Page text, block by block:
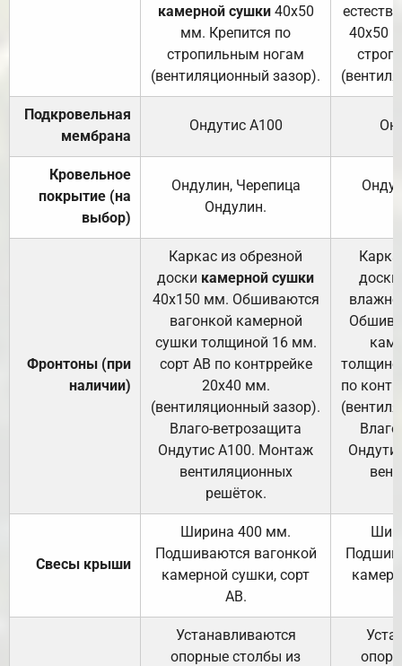
камерной сушки40х50
мм. Крепится по
стропильным ногам
(вентиляционный зазор).
40х50
Подкровельная
мембрана
Ондутис А100
Кровельное
покрытие (на
выбор)
Ондулин, Черепица
Ондулин.
Фронтоны (при
наличии)
Каркас из обрезной
доски камерной сушки
40х150 мм. Обшиваются
вагонкой камерной
сушки толщиной 16 мм.
сорт АВ по контррейке
20х40 мм.
(вентиляционный зазор).
Влаго-ветрозащита
Ондутис А100. Монтаж
вентиляционных
решёток.
доски
по
Свесы крыши
Ширина 400 мм.
Подшиваются вагонкой
камерной сушки, сорт
АВ.
Устанавливаются
опорные столбы из